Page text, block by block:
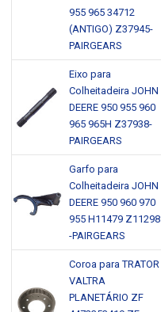
955 965 34712
(ANTIGO) Z37945-
PAIRGEARS
Eixo para
Colheitadeira JOHN
DEERE 950 955 960
965 965H Z37938-
PAIRGEARS
Garfo para
Colheitadeira JOHN
DEERE 950 960 970
955 H11479 Z11298
-PAIRGEARS
Coroa para TRATOR
VALTRA
PLANETÁRIO ZF